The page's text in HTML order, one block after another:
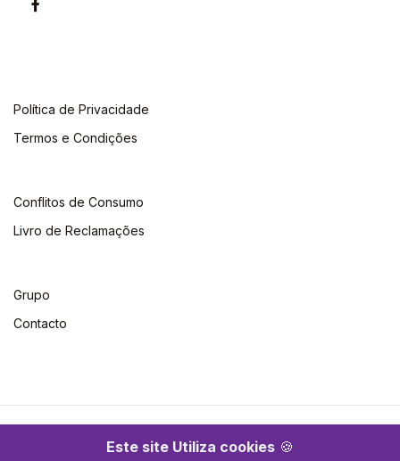
Este site Utiliza cookies 🍪
Política de Privacidade
Termos e Condições
Conflitos de Consumo
Livro de Reclamações
Grupo
Contacto
©2026 Escolar. Todos os direitos reservados